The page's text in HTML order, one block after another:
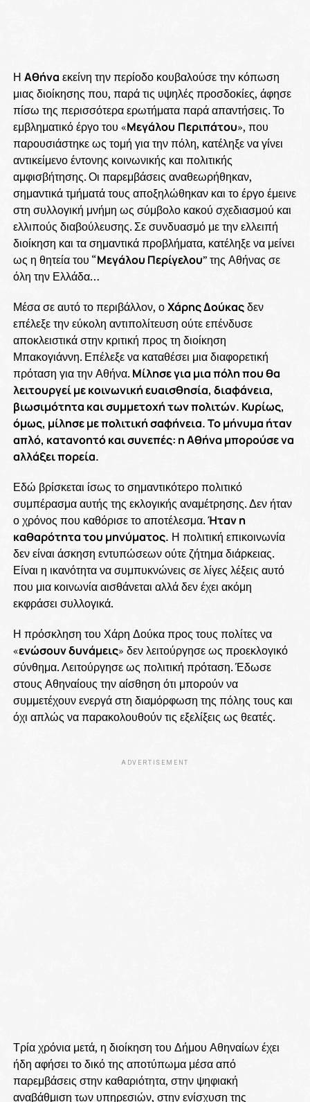
Η Αθήνα εκείνη την περίοδο κουβαλούσε την κόπωση
μιας διοίκησης που, παρά τις υψηλές προσδοκίες, άφησε
πίσω της περισσότερα ερωτήματα παρά απαντήσεις. Το
εμβληματικό έργο του «Μεγάλου Περιπάτου», που
παρουσιάστηκε ως τομή για την πόλη, κατέληξε να γίνει
αντικείμενο έντονης κοινωνικής και πολιτικής
αμφισβήτησης. Οι παρεμβάσεις αναθεωρήθηκαν,
σημαντικά τμήματά τους αποξηλώθηκαν και το έργο έμεινε
στη συλλογική μνήμη ως σύμβολο κακού σχεδιασμού και
ελλιπούς διαβούλευσης. Σε συνδυασμό με την ελλειπή
διοίκηση και τα σημαντικά προβλήματα, κατέληξε να μείνει
ως η θητεία του “Μεγάλου Περίγελου” της Αθήνας σε
όλη την Ελλάδα…
Μέσα σε αυτό το περιβάλλον, οΧάρης Δούκαςδεν
επέλεξε την εύκολη αντιπολίτευση ούτε επένδυσε
αποκλειστικά στην κριτική προς τη διοίκηση
Μπακογιάννη. Επέλεξε να καταθέσει μια διαφορετική
πρόταση για την Αθήνα. Μίλησε για μια πόλη που θα
λειτουργεί με κοινωνική ευαισθησία, διαφάνεια,
βιωσιμότητα και συμμετοχή των πολιτών. Κυρίως,
όμως, μίλησε με πολιτική σαφήνεια. Το μήνυμα ήταν
απλό, κατανοητό και συνεπές: η Αθήνα μπορούσε να
αλλάξει πορεία.
Εδώ βρίσκεται ίσως το σημαντικότερο πολιτικό
συμπέρασμα αυτής της εκλογικής αναμέτρησης. Δεν ήταν
ο χρόνος που καθόρισε το αποτέλεσμα.Ήταν η
καθαρότητα του μηνύματος. Η πολιτική επικοινωνία
δεν είναι άσκηση εντυπώσεων ούτε ζήτημα διάρκειας.
Είναι η ικανότητα να συμπυκνώνεις σε λίγες λέξεις αυτό
που μια κοινωνία αισθάνεται αλλά δεν έχει ακόμη
εκφράσει συλλογικά.
Η πρόσκληση του Χάρη Δούκα προς τους πολίτες να
«ενώσουν δυνάμεις» δεν λειτούργησε ως προεκλογικό
σύνθημα. Λειτούργησε ως πολιτική πρόταση. Έδωσε
στους Αθηναίους την αίσθηση ότι μπορούν να
συμμετέχουν ενεργά στη διαμόρφωση της πόλης τους και
όχι απλώς να παρακολουθούν τις εξελίξεις ως θεατές.
ADVERTISEMENT
Τρία χρόνια μετά, η διοίκηση του Δήμου Αθηναίων έχει
ήδη αφήσει το δικό της αποτύπωμα μέσα από
παρεμβάσεις στην καθαριότητα, στην ψηφιακή
αναβάθμιση των υπηρεσιών, στην ενίσχυση της